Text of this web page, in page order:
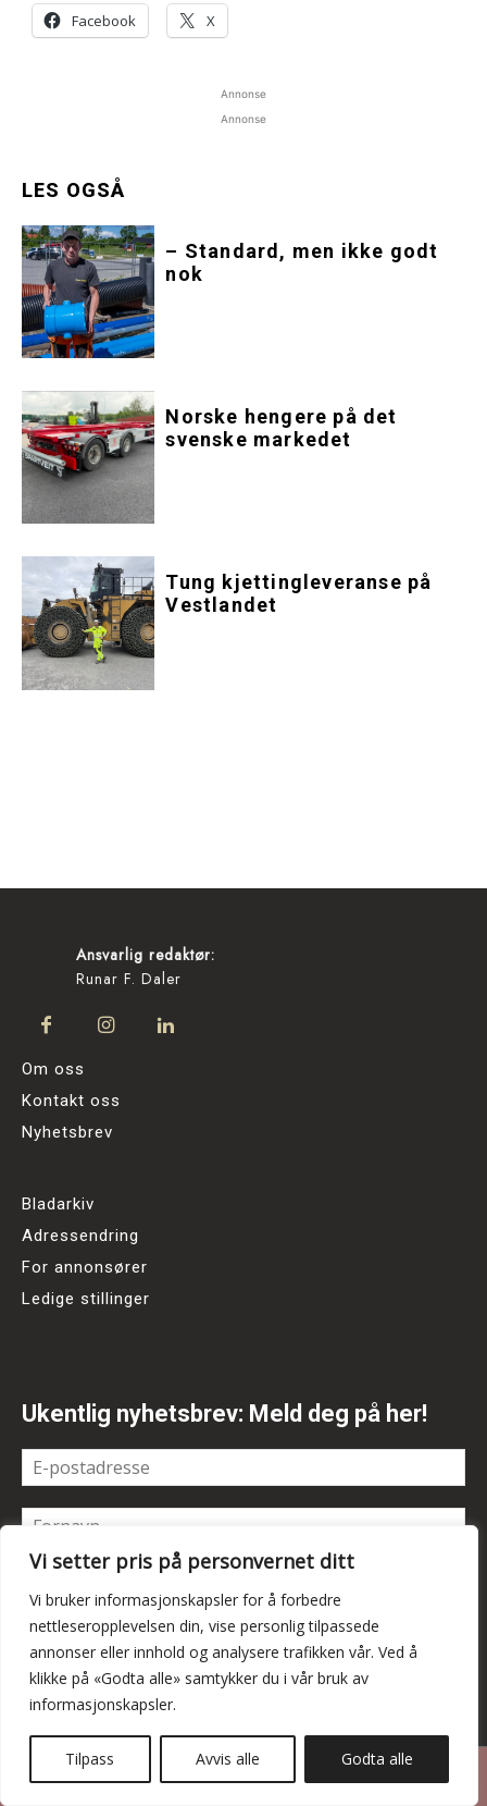
Vi setter pris på personvernet ditt
Vi bruker informasjonskapsler for å forbedre
nettleseropplevelsen din, vise personlig tilpassede
annonser eller innhold og analysere trafikken vår. Ved å
klikke på «Godta alle» samtykker du i vår bruk av
informasjonskapsler.
Tilpass Avvis alle Godta alle
Facebook X
Annonse
Annonse
LES OGSÅ
– Standard, men ikke godt
nok
Norske hengere på det
svenske markedet
Tung kjettingleveranse på
Vestlandet
Ansvarlig redaktør:
Runar F. Daler
Om oss
Kontakt oss
Nyhetsbrev
Bladarkiv
Adressendring
For annonsører
Ledige stillinger
Ukentlig nyhetsbrev: Meld deg på her!
Personvern